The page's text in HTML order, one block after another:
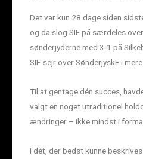
Det var kun 28 dage siden
og da slog SIF på særdeles
sønderjyderne med 3-1 på
SIF-sejr over SønderjyskE i
Til at gentage dén succes,
valgt en noget utraditionel
ændringer – ikke mindst i
I dét, der bedst kunne